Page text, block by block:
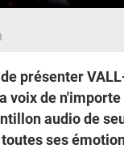
présenter
voix de
audio de
ses